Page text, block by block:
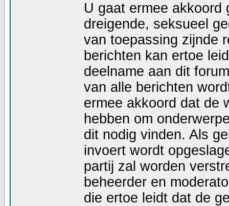
U gaat ermee akkoord
dreigende, seksueel
van toepassing zijnde
berichten kan ertoe
deelname aan dit
van alle berichten
ermee akkoord dat de
hebben om
dit nodig vinden. Als
invoert wordt
partij zal worden
beheerder en
die ertoe leidt dat de